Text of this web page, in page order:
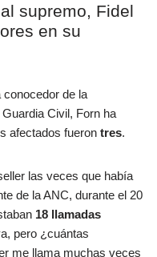
supremo, Fidel
en su
conocedor de la
Civil, Forn ha
afectados fueron tres.
las veces que había
de la ANC, durante el 20
18 llamadas
pero ¿cuántas
me llama muchas veces